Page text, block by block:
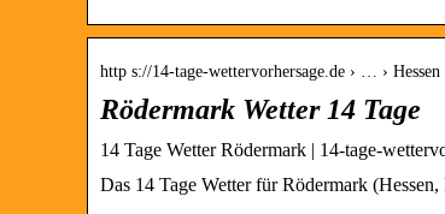
http s://14-tage-wettervorhersage.de › … › Hessen
Rödermark Wetter 14 Tage
14 Tage Wetter Rödermark | 14-tage-
Das 14 Tage Wetter für Rödermark